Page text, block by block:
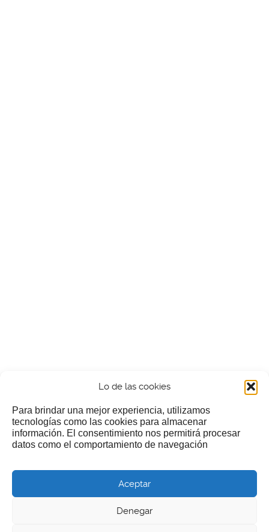
Lo de las cookies
Para brindar una mejor experiencia, utilizamos
tecnologías como las cookies para almacenar
información. El consentimiento nos permitirá procesar
datos como el comportamiento de navegación
Aceptar
Denegar
¿Nos invitas a un cafecillo?
Si te gusta nuestra web puedes echar limosna a estos